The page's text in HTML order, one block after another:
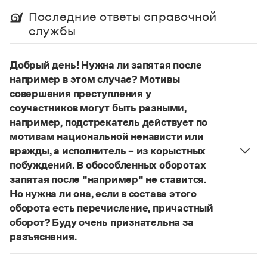
Словари русского языка как государственного
Справочники
Правила русской орфографии и пунктуации
Русский язык. Краткий теоретический курс
для школьников
Справочник по пунктуации
Словарь-справочник трудностей
Справочник по фразеологии
Азбучные истины
Словарь-справочник непростые слова
Все справочники портала
Журнал
Словарь русских имён
Словарь методических терминов
(1956)
Последние ответы справочной
службы
Добрый день! Нужна ли запятая после
например в этом случае? Мотивы
совершения преступления у
соучастников могут быть разными,
например, подстрекатель действует по
мотивам национальной ненависти или
вражды, а исполнитель – из корыстных
побуждений. В обособленных оборотах
запятая после "например" не ставится.
Но нужна ли она, если в составе этого
оборота есть перечисление, причастный
оборот? Буду очень признательна за
разъяснения.
В § 94«Правил русской орфографии и пунктуации»